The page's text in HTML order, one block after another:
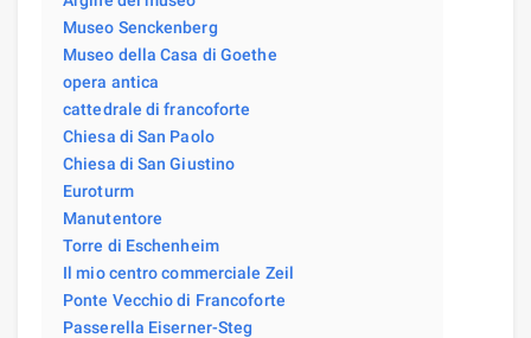
Museo Senckenberg
Museo della Casa di Goethe
opera antica
cattedrale di francoforte
Chiesa di San Paolo
Chiesa di San Giustino
Euroturm
Manutentore
Torre di Eschenheim
Il mio centro commerciale Zeil
Ponte Vecchio di Francoforte
Passerella Eiserner-Steg